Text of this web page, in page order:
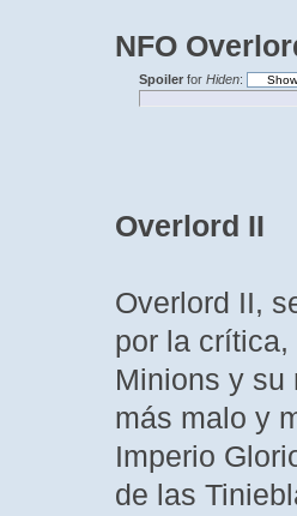
NFO
Spoilerfor Hiden:
Overlord II
Overlord II,
por la
Minions y su
más malo y
Imperio
de las